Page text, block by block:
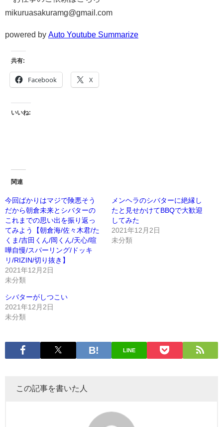
mikuruasakuramg@gmail.com
powered by Auto Youtube Summarize
共有:
Facebook X
いいね:
関連
今回ばかりはマジで険悪そう
だから朝倉未来とシバターの
これまでの思い出を振り返っ
てみよう【朝倉海/佐々木君/た
くま/吉田くん/岡くん/天心/喧
嘩自慢/スパーリング/ドッキ
リ/RIZIN/切り抜き】
2021年12月2日
未分類
メンヘラのシバターに絶縁し
たと見せかけてBBQで大歓迎
してみた
2021年12月2日
未分類
シバターがしつこい
2021年12月2日
未分類
LINE
この記事を書いた人